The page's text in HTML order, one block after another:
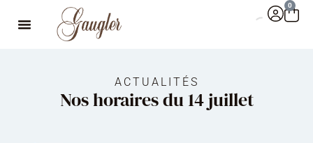
0
ACTUALITÉS
Nos horaires du 14 juillet